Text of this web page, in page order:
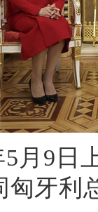
5月9日
匈牙利